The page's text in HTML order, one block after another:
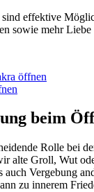
effektive
sowie mehr
öffnen
beim
Rolle bei
alte Groll, Wut
auch Vergebung
zu innerem